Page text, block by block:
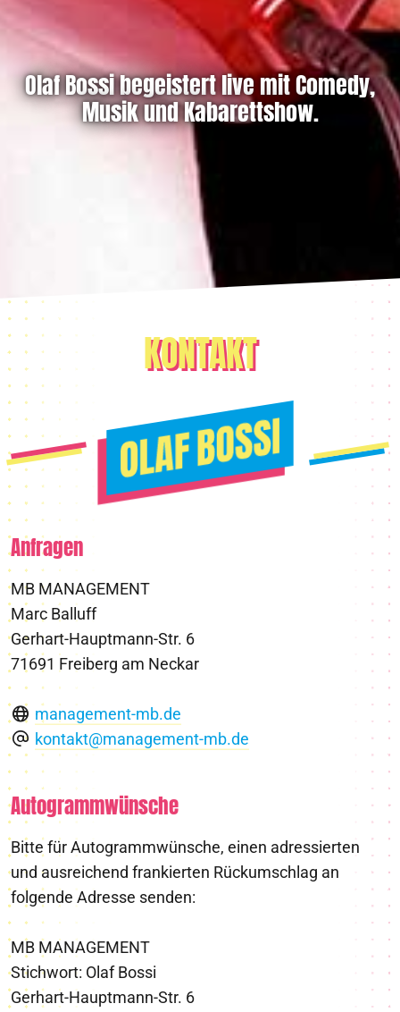
Olaf Bossi begeistert live mit Comedy,
Musik und Kabarettshow.
KONTAKT
Anfragen
MB MANAGEMENT
Marc Balluff
Gerhart-Hauptmann-Str. 6
71691 Freiberg am Neckar
management-mb.de
kontakt@management-mb.de
Autogrammwünsche
Bitte für Autogrammwünsche, einen adressierten
und ausreichend frankierten Rückumschlag an
folgende Adresse senden:
MB MANAGEMENT
Stichwort: Olaf Bossi
Gerhart-Hauptmann-Str. 6